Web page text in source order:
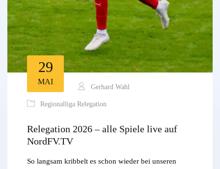
29
MAI
Gerhard Wahl
Regionalliga Relegation
Relegation 2026 – alle Spiele live auf
NordFV.TV
So langsam kribbelt es schon wieder bei unseren